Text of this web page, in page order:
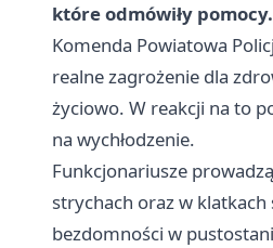
które odmówiły pomocy.
Komenda Powiatowa
realne zagrożenie dla
życiowo. W reakcji na to
na wychłodzenie.
Funkcjonariusze
strychach oraz w
bezdomności w